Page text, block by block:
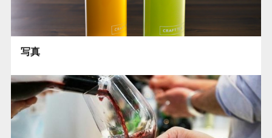
写真